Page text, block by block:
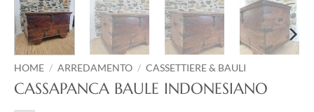
HOME / ARREDAMENTO / CASSETTIERE & BAULI
CASSAPANCA BAULE INDONESIANO